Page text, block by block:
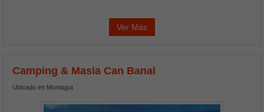
Ver Más
Camping & Masia Can Banal
Ubicado en Montagut